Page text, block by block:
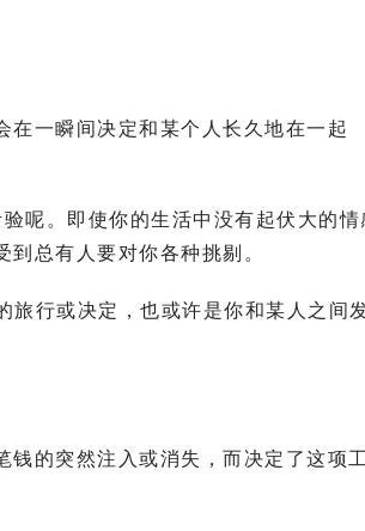
在一瞬间决定和某个人长久地在一起
呢。即使你的生活中没有起伏大的情
总有人要对你各种挑剔。
旅行或决定，也或许是你和某人之间
的突然注入或消失，而决定了这项